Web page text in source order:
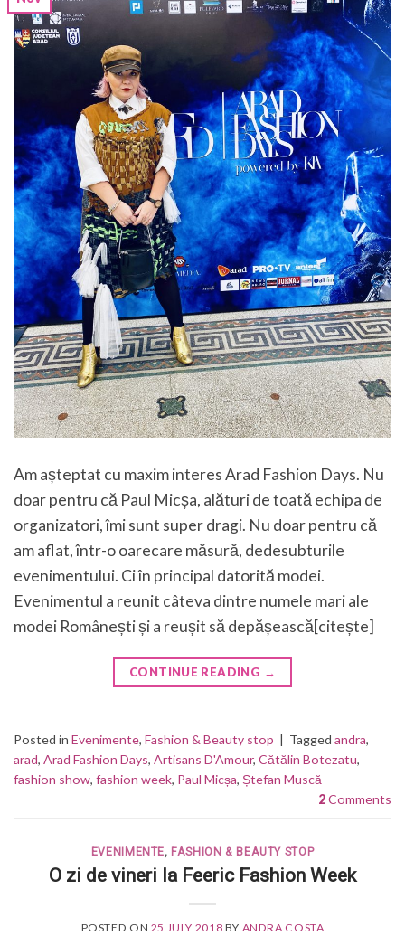
Am așteptat cu maxim interes Arad Fashion Days. Nu
doar pentru că Paul Micșa, alături de toată echipa de
organizatori, îmi sunt super dragi. Nu doar pentru că
am aflat, într-o oarecare măsură, dedesubturile
evenimentului. Ci în principal datorită modei.
Evenimentul a reunit câteva dintre numele mari ale
modei Românești și a reușit să depășească[citește]
CONTINUE READING →
Posted in Evenimente, Fashion & Beauty stop | Tagged andra,
arad, Arad Fashion Days, Artisans D'Amour, Cătălin Botezatu,
fashion show, fashion week, Paul Micșa, Ștefan Muscă
2Comments
EVENIMENTE, FASHION & BEAUTY STOP
O zi de vineri la Feeric Fashion Week
POSTED ON 25 JULY 2018 BY ANDRA COSTA